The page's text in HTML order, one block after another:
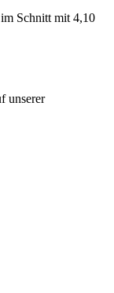
Schnitt mit 4,10
unserer